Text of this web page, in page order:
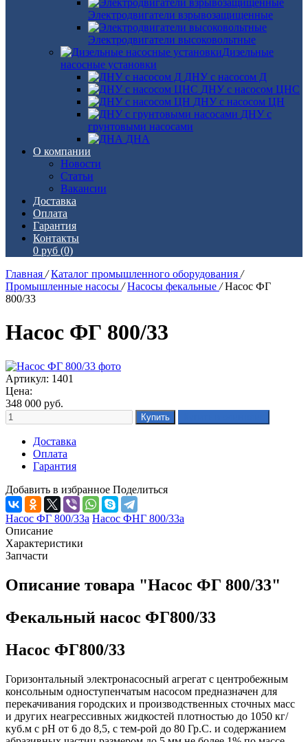
Электродвигатели взрывозащищенные
Электродвигатели высоковольтные
Дизельные
насосные установки
ДНУ с насосом Д
ДНУ с насосом ЦНС
ДНУ с насосом ЦН
ДНУ с
грунтовыми насосами
ДНА
О компании
Новости
Статьи
Вакансии
Доставка
Оплата
Гарантия
Контакты
0 руб (0)
Главная / Каталог промышленного оборудования /
Промышленные насосы / Насосы фекальные / Насос ФГ
800/33
Насос ФГ 800/33
Артикул: 1401
Цена:
348 000 руб.
Доставка
Оплата
Гарантия
Добавить в избранное Поделиться
Насос ФГ 800/33а Насос ФНГ 800/33а
Описание
Характеристики
Запчасти
Описание товара "Насос ФГ 800/33"
Фекальный насос ФГ800/33
Насос ФГ800/33
Горизонтальный электронасосный агрегат с центробежным
консольным одноступенчатым насосом предназначен для
перекачивания городских и производственных сточных масс
и других неагрессивных жидкостей плотностью до 1050 кг/
куб.м с рН от 6 до 8,5, с тем-рой до 80 Гр.С. и содержанием